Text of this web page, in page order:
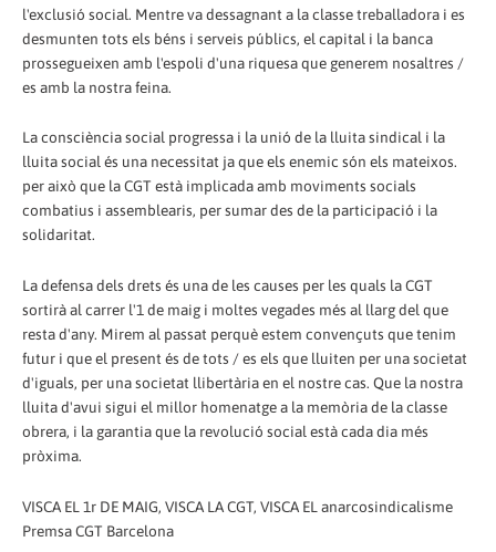
l'exclusió social. Mentre va dessagnant a la classe treballadora i es
desmunten tots els béns i serveis públics, el capital i la banca
prossegueixen amb l'espoli d'una riquesa que generem nosaltres /
es amb la nostra feina.
La consciència social progressa i la unió de la lluita sindical i la
lluita social és una necessitat ja que els enemic són els mateixos.
per això que la CGT està implicada amb moviments socials
combatius i assemblearis, per sumar des de la participació i la
solidaritat.
La defensa dels drets és una de les causes per les quals la CGT
sortirà al carrer l'1 de maig i moltes vegades més al llarg del que
resta d'any. Mirem al passat perquè estem convençuts que tenim
futur i que el present és de tots / es els que lluiten per una societat
d'iguals, per una societat llibertària en el nostre cas. Que la nostra
lluita d'avui sigui el millor homenatge a la memòria de la classe
obrera, i la garantia que la revolució social està cada dia més
pròxima.
VISCA EL 1r DE MAIG, VISCA LA CGT, VISCA EL anarcosindicalisme
Premsa CGT Barcelona